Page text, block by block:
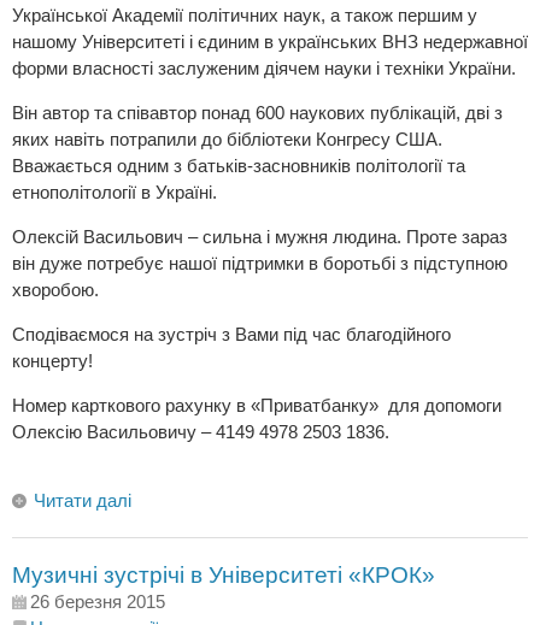
Української Академії політичних наук, а також першим у
нашому Університеті і єдиним в українських ВНЗ недержавної
форми власності заслуженим діячем науки і техніки України.
Він автор та співавтор понад 600 наукових публікацій, дві з
яких навіть потрапили до бібліотеки Конгресу США.
Вважається одним з батьків-засновників політології та
етнополітології в Україні.
Олексій Васильович – сильна і мужня людина. Проте зараз
він дуже потребує нашої підтримки в боротьбі з підступною
хворобою.
Сподіваємося на зустріч з Вами під час благодійного
концерту!
Номер карткового рахунку в «Приватбанку» для допомоги
Олексію Васильовичу – 4149 4978 2503 1836.
Читати далі
Музичні зустрічі в Університеті «КРОК»
26 березня 2015